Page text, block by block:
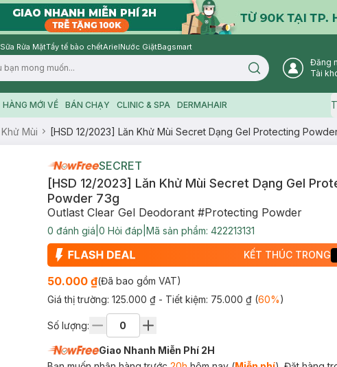
Sữa Rửa MặtTẩy tế bào chếtArielNước GiặtBagsmart
Search icon
Đăng
Tài
HÀNG MỚI VỀ BÁN CHẠY CLINIC & SPA DERMAHAIR
Khử Mùi [HSD 12/2023] Lăn Khử Mùi Secret Dạng Gel Protecting
SECRET
[HSD 12/2023] Lăn Khử Mùi Secret Dạng Gel
Powder 73g
Outlast Clear Gel Deodorant #Protecting Powder
0 đánh giá 0 Hỏi đáp Mã sản phẩm: 422213131
KẾT THÚC TRONG
50.000 ₫(Đã bao gồm VAT)
Giá thị trường: 125.000 ₫ - Tiết kiệm: 75.000 ₫(60%)
Số lượng:
Giao Nhanh Miễn Phí 2H